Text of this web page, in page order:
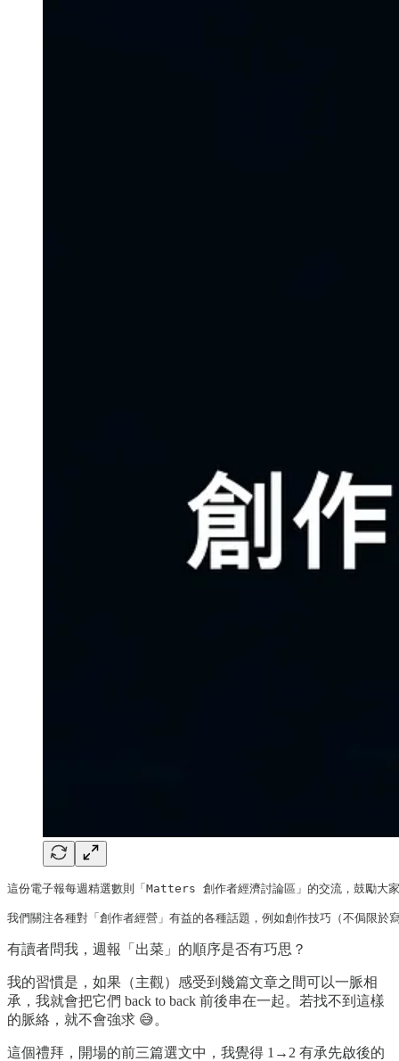
這份電子報每週精選數則「Matters 創作者經濟討論區」的交流，鼓勵
我們關注各種對「創作者經營」有益的各種話題，例如創作技巧（不侷限
有讀者問我，週報「出菜」的順序是否有巧思？
我的習慣是，如果（主觀）感受到幾篇文章之間可以一脈相
承，我就會把它們 back to back 前後串在一起。若找不到這樣
的脈絡，就不會強求 😅。
這個禮拜，開場的前三篇選文中，我覺得 1→2 有承先啟後的